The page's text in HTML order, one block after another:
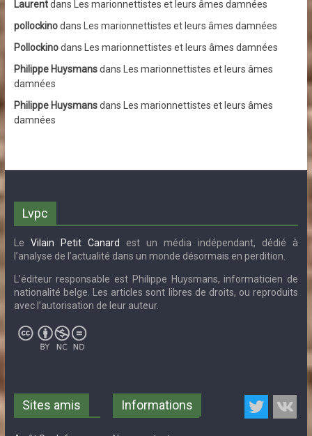
Laurentdans Les marionnettistes et leurs âmes damnées
pollockinodans Les marionnettistes et leurs âmes damnées
Pollockinodans Les marionnettistes et leurs âmes damnées
Philippe Huysmansdans Les marionnettistes et leurs âmes
damnées
Philippe Huysmansdans Les marionnettistes et leurs âmes
damnées
Lvpc
Le Vilain Petit Canard
est un média indépendant, dédié à
l’analyse de l’actualité dans un monde désormais en perdition.
L’éditeur responsable est Philippe Huysmans, informaticien de
nationalité belge. Les articles sont libres de droits, ou reproduits
avec l’autorisation de leur auteur.
Sites amis Informations